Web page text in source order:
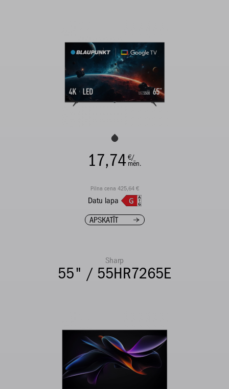
17,74€/
mēn.
Pilna cena 425,64 €
Datu lapa
APSKATĪT
Sharp
55" / 55HR7265E